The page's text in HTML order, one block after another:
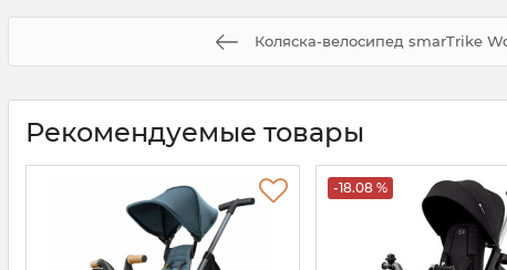
Коляска-велосипед smarTrike
Рекомендуемые товары
-18.08 %